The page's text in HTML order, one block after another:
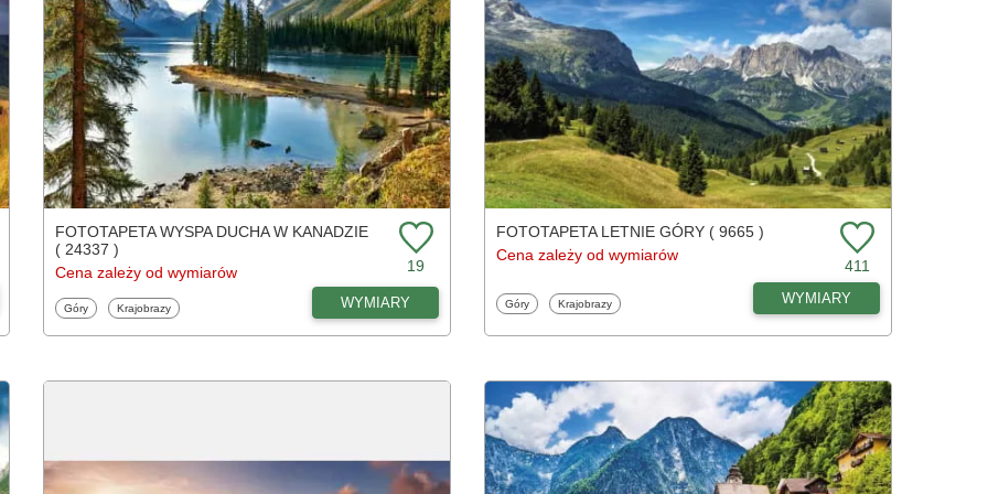
FOTOTAPETA WYSPA DUCHA W KANADZIE
( 24337 )
Cena zależy od wymiarów
19
Fototapety
Góry Fototapety
Krajobrazy WYMIARY
FOTOTAPETA LETNIE GÓRY ( 9665 )
Cena zależy od wymiarów
411
Fototapety
Góry Fototapety
Krajobrazy WYMIARY